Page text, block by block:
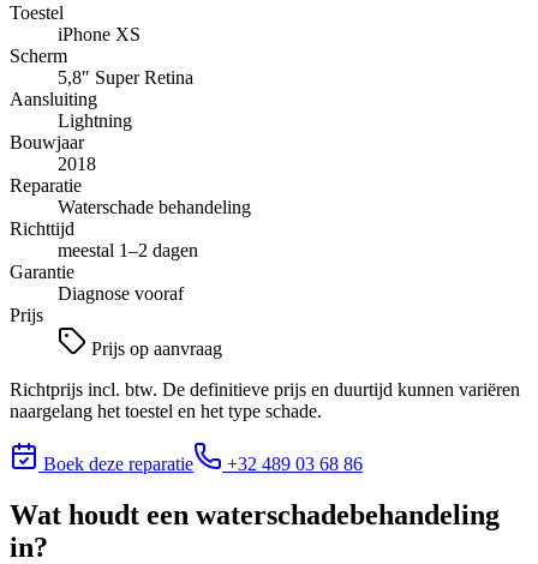
Toestel
iPhone XS
Scherm
5,8″ Super Retina
Aansluiting
Lightning
Bouwjaar
2018
Reparatie
Waterschade behandeling
Richttijd
meestal 1–2 dagen
Garantie
Diagnose vooraf
Prijs
Prijs op aanvraag
Richtprijs incl. btw. De definitieve prijs en duurtijd kunnen variëren
naargelang het toestel en het type schade.
Boek deze reparatie +32 489 03 68 86
Wat houdt een waterschadebehandeling
in?